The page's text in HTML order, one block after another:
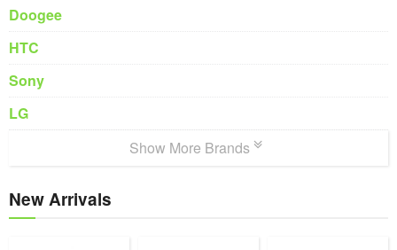
Doogee
HTC
Sony
LG
Show More Brands
New Arrivals